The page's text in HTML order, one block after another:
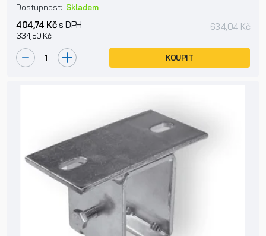
Dostupnost: Skladem
404,74 Kčs DPH
334,50 Kč
634,04 Kč
KOUPIT